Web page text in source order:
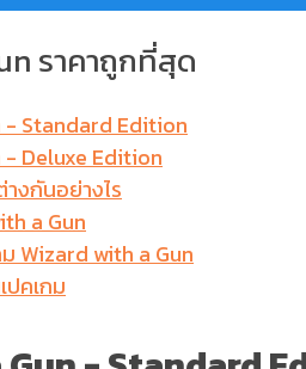
ราคาถูกที่สุด
- Standard Edition
- Deluxe Edition
งกันอย่างไร
a Gun
ม Wizard with a Gun
ปคเกม